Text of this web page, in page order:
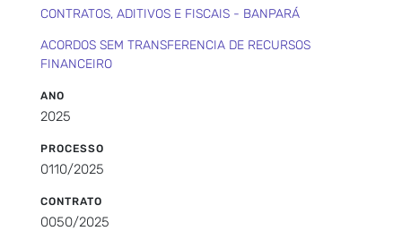
CONTRATOS, ADITIVOS E FISCAIS - BANPARÁ
ACORDOS SEM TRANSFERENCIA DE RECURSOS
FINANCEIRO
ANO
2025
PROCESSO
0110/2025
CONTRATO
0050/2025